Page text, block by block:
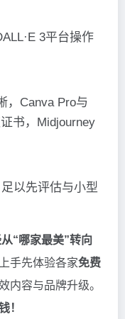
3平台操作
，Canva Pro与
书，Midjourney
足以先评估与小型
“哪家最美”转向
手先体验各家免费
内容与品牌升级。
！